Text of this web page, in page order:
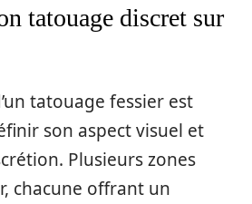
tatouage discret sur
tatouage fessier est
son aspect visuel et
Plusieurs zones
chacune offrant un